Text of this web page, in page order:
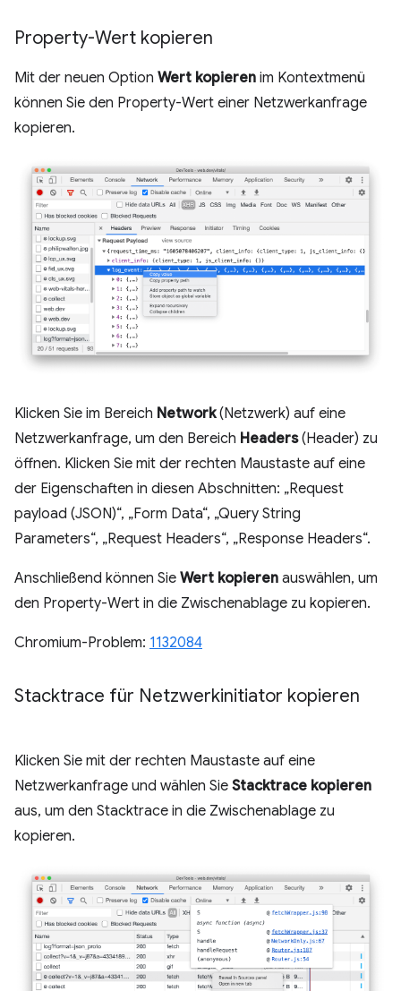
Property-Wert kopieren
Mit der neuen Option Wert kopieren im Kontextmenü
können Sie den Property-Wert einer Netzwerkanfrage
kopieren.
Klicken Sie im Bereich Network(Netzwerk) auf eine
Netzwerkanfrage, um den Bereich Headers(Header) zu
öffnen. Klicken Sie mit der rechten Maustaste auf eine
der Eigenschaften in diesen Abschnitten: „Request
payload (JSON)“, „Form Data“, „Query String
Parameters“, „Request Headers“, „Response Headers“.
Anschließend können Sie Wert kopieren auswählen, um
den Property-Wert in die Zwischenablage zu kopieren.
Chromium-Problem: 1132084
Stacktrace für Netzwerkinitiator kopieren
Klicken Sie mit der rechten Maustaste auf eine
Netzwerkanfrage und wählen Sie Stacktrace kopieren
aus, um den Stacktrace in die Zwischenablage zu
kopieren.